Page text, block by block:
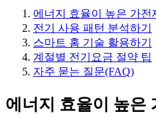
에너지 효율이 높은 가전
전기 사용 패턴 분석하기
스마트 홈 기술 활용하기
계절별 전기요금 절약 팁
자주 묻는 질문(FAQ)
에너지 효율이 높은